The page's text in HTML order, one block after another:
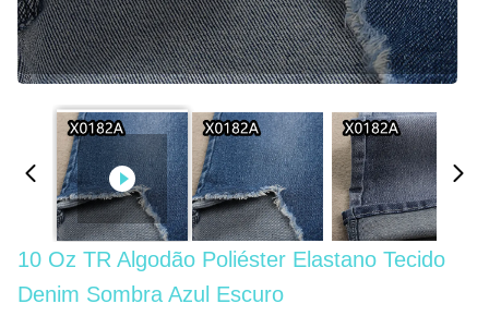
10 Oz TR Algodão Poliéster Elastano Tecido
Denim Sombra Azul Escuro